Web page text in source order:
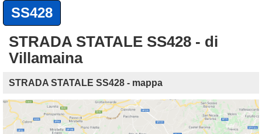
SS428
STRADA STATALE SS428 - di
Villamaina
STRADA STATALE SS428 - mappa